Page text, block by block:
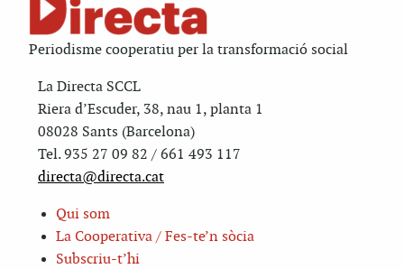
Periodisme cooperatiu per la transformació social
La Directa SCCL
Riera d’Escuder, 38, nau 1, planta 1
08028 Sants (Barcelona)
Tel. 935 27 09 82 / 661 493 117
directa@directa.cat
Qui som
La Cooperativa / Fes-te’n sòcia
Subscriu-t’hi